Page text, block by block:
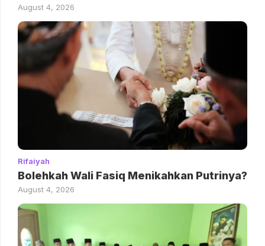
August 4, 2026
Rifaiyah
Bolehkah Wali Fasiq Menikahkan Putrinya?
August 4, 2026